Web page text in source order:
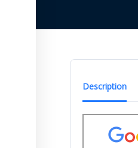
Description